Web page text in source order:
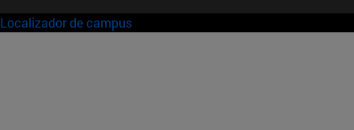
Localizador de campus